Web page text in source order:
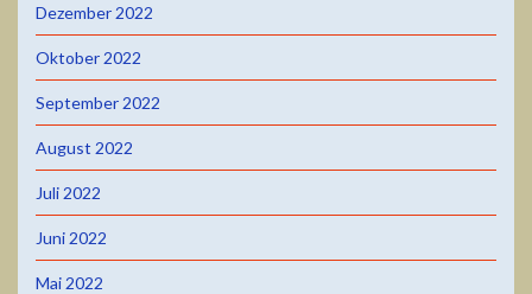
Dezember 2022
Oktober 2022
September 2022
August 2022
Juli 2022
Juni 2022
Mai 2022